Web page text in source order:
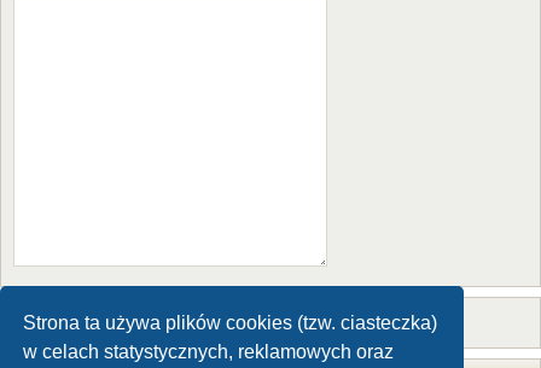
Strona ta używa plików cookies (tzw. ciasteczka)
w celach statystycznych, reklamowych oraz